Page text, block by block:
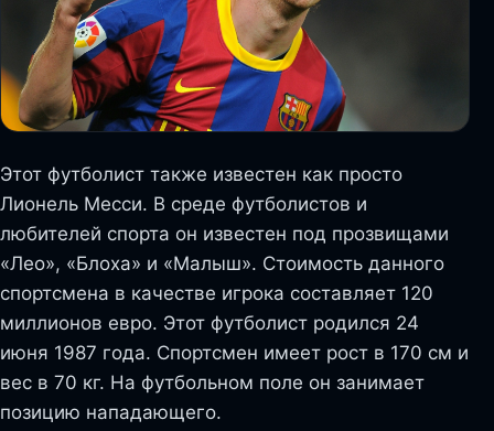
Этот футболист также известен как просто
Лионель Месси. В среде футболистов и
любителей спорта он известен под прозвищами
«Лео», «Блоха» и «Малыш». Стоимость данного
спортсмена в качестве игрока составляет 120
миллионов евро. Этот футболист родился 24
июня 1987 года. Спортсмен имеет рост в 170 см и
вес в 70 кг. На футбольном поле он занимает
позицию нападающего.